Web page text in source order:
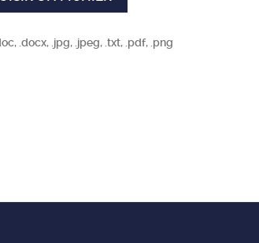
.docx, .jpg, .jpeg, .txt, .pdf, .png